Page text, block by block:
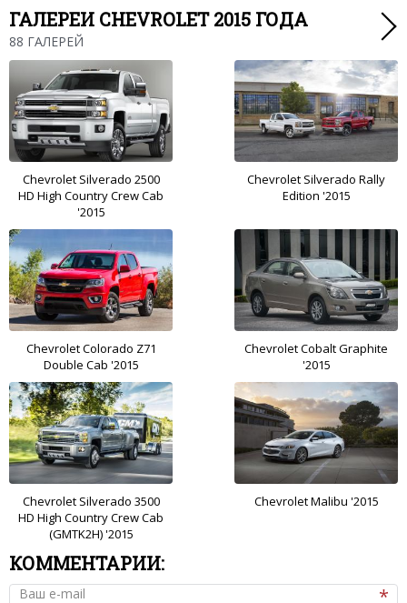
ГАЛЕРЕИ CHEVROLET 2015 ГОДА
88 ГАЛЕРЕЙ
Chevrolet Silverado 2500
HD High Country Crew Cab
'2015
Chevrolet Silverado Rally
Edition '2015
Chevrolet Colorado Z71
Double Cab '2015
Chevrolet Cobalt Graphite
'2015
Chevrolet Silverado 3500
HD High Country Crew Cab
(GMTK2H) '2015
Chevrolet Malibu '2015
КОММЕНТАРИИ:
Ваш e-mail